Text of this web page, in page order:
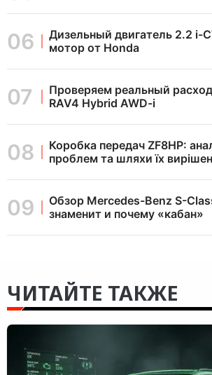
Дизельный двигатель 2.2 i-
мотор от Honda
Проверяем реальный
RAV4 Hybrid AWD-i
Коробка передач ZF8HP:
проблем та шляхи їх
Обзор Mercedes-Benz S-
знаменит и почему «кабан»
ЧИТАЙТЕ ТАКЖЕ